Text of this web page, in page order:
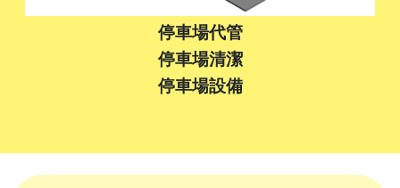
停車場代管
停車場清潔
停車場設備